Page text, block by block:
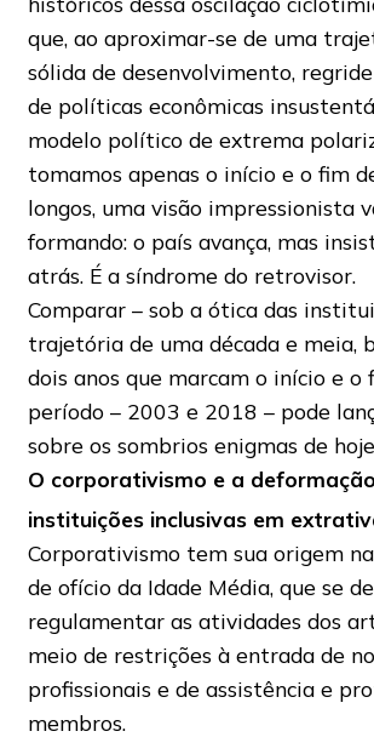
que, ao aproximar-se de uma
sólida de desenvolvimento,
de políticas econômicas
modelo político de extrema
tomamos apenas o início e o fim
longos, uma visão impressionista
formando: o país avança, mas
atrás. É a síndrome do retrovisor.
Comparar – sob a ótica das
trajetória de uma década e meia,
dois anos que marcam o início e o
período – 2003 e 2018 – pode
sobre os sombrios enigmas de
O corporativismo e a
instituições inclusivas em
Corporativismo tem sua origem
de ofício da Idade Média, que se
regulamentar as atividades dos
meio de restrições à entrada de
profissionais e de assistência e
membros.